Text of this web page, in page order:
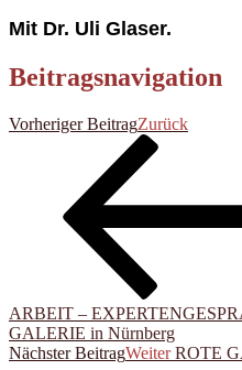
Mit Dr. Uli Glaser.
Beitragsnavigation
Vorheriger BeitragZurück
ARBEIT –
GALERIE in Nürnberg
Nächster BeitragWeiter ROTE